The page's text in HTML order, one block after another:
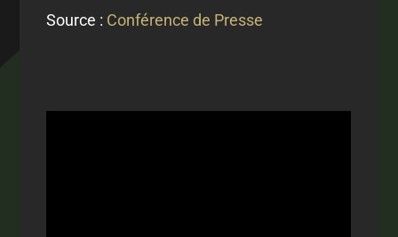
Source : Conférence de Presse